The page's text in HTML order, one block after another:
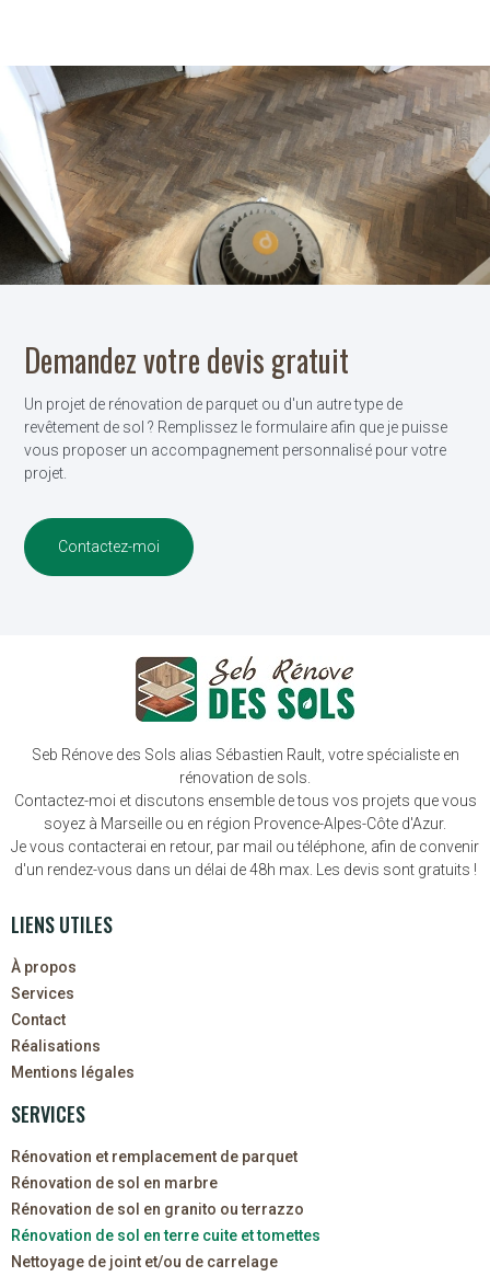
Demandez votre devis gratuit
Un projet de rénovation de parquet ou d'un autre type de
revêtement de sol ? Remplissez le formulaire afin que je puisse
vous proposer un accompagnement personnalisé pour votre
projet.
Contactez-moi
Seb Rénove des Sols alias Sébastien Rault, votre spécialiste en
rénovation de sols.
Contactez-moi et discutons ensemble de tous vos projets que vous
soyez à Marseille ou en région Provence-Alpes-Côte d'Azur.
Je vous contacterai en retour, par mail ou téléphone, afin de convenir
d'un rendez-vous dans un délai de 48h max. Les devis sont gratuits !
LIENS UTILES
À propos
Services
Contact
Réalisations
Mentions légales
SERVICES
Rénovation et remplacement de parquet
Rénovation de sol en marbre
Rénovation de sol en granito ou terrazzo
Rénovation de sol en terre cuite et tomettes
Nettoyage de joint et/ou de carrelage